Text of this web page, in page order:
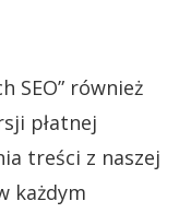
SEO” również
płatnej
treści z naszej
każdym